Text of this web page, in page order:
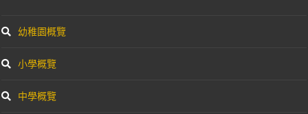
幼稚園概覽
小學概覽
中學概覽